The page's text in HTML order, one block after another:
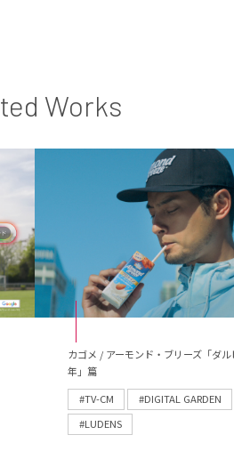
Works
カゴメ / アーモンド・ブリーズ「ダ
年」篇
#TV-CM
#DIGITAL GARDEN
#LUDENS